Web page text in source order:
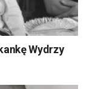
Wydrzy